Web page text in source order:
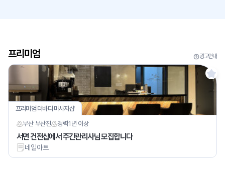
프리미엄 광고안내
프리미엄 더바디 마사지샵
부산 부산진
경력1년 이상
서면 건전샵에서 주간관리사님 모집합니다
네일아트